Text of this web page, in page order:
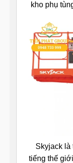
kho phụ
Skyjack
tiếng thế